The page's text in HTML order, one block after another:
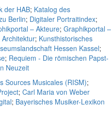
der HAB; Katalog des
Berlin; Digitaler Portraitindex;
– Akteure; Graphikportal –
; Kunsthistorisches
Hessen Kassel;
; Requiem - Die römischen Papst-
Neuzeit
Sources Musicales (RISM);
; Carl Maria von Weber
; Bayerisches Musiker-Lexikon